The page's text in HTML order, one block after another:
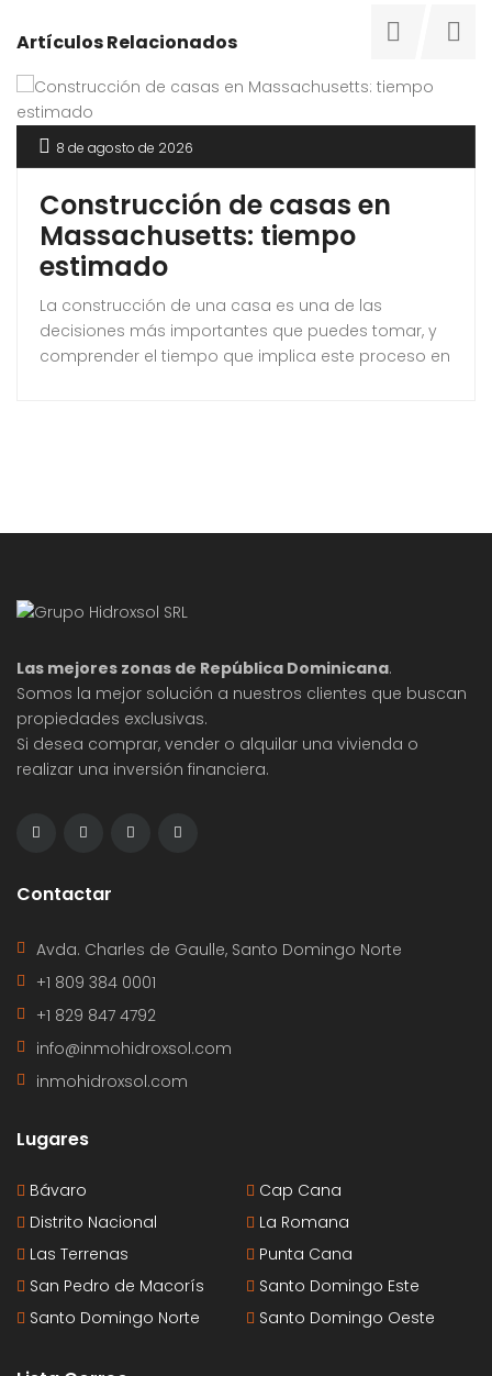
Artículos Relacionados
8 de agosto de 2026
Construcción de casas en
Massachusetts: tiempo
estimado
La construcción de una casa es una de las
decisiones más importantes que puedes tomar, y
comprender el tiempo que implica este proceso en
Las mejores zonas de República Dominicana.
Somos la mejor solución a nuestros clientes que buscan
propiedades exclusivas.
Si desea comprar, vender o alquilar una vivienda o
realizar una inversión financiera.
Contactar
Avda. Charles de Gaulle, Santo Domingo Norte
+1 809 384 0001
+1 829 847 4792
info@inmohidroxsol.com
inmohidroxsol.com
Lugares
Bávaro
Cap Cana
Distrito Nacional
La Romana
Las Terrenas
Punta Cana
San Pedro de Macorís
Santo Domingo Este
Santo Domingo Norte
Santo Domingo Oeste